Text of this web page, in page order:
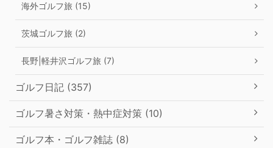
海外ゴルフ旅 (15)
茨城ゴルフ旅 (2)
長野|軽井沢ゴルフ旅 (7)
ゴルフ日記 (357)
ゴルフ暑さ対策・熱中症対策 (10)
ゴルフ本・ゴルフ雑誌 (8)